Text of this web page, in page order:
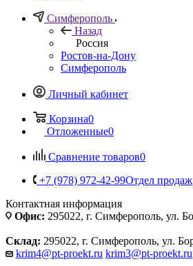
Симферополь
Назад
Россия
Ростов-на-Дону
Симферополь
Личный кабинет
Корзина0
Отложенные0
Сравнение товаров0
+7 (978) 972-42-99Отдел продаж
Контактная информация
Офис: 295022, г. Симферополь, ул.
Склад: 295022, г. Симферополь, ул.
krim4@pt-proekt.ru krim3@pt-proekt.ru